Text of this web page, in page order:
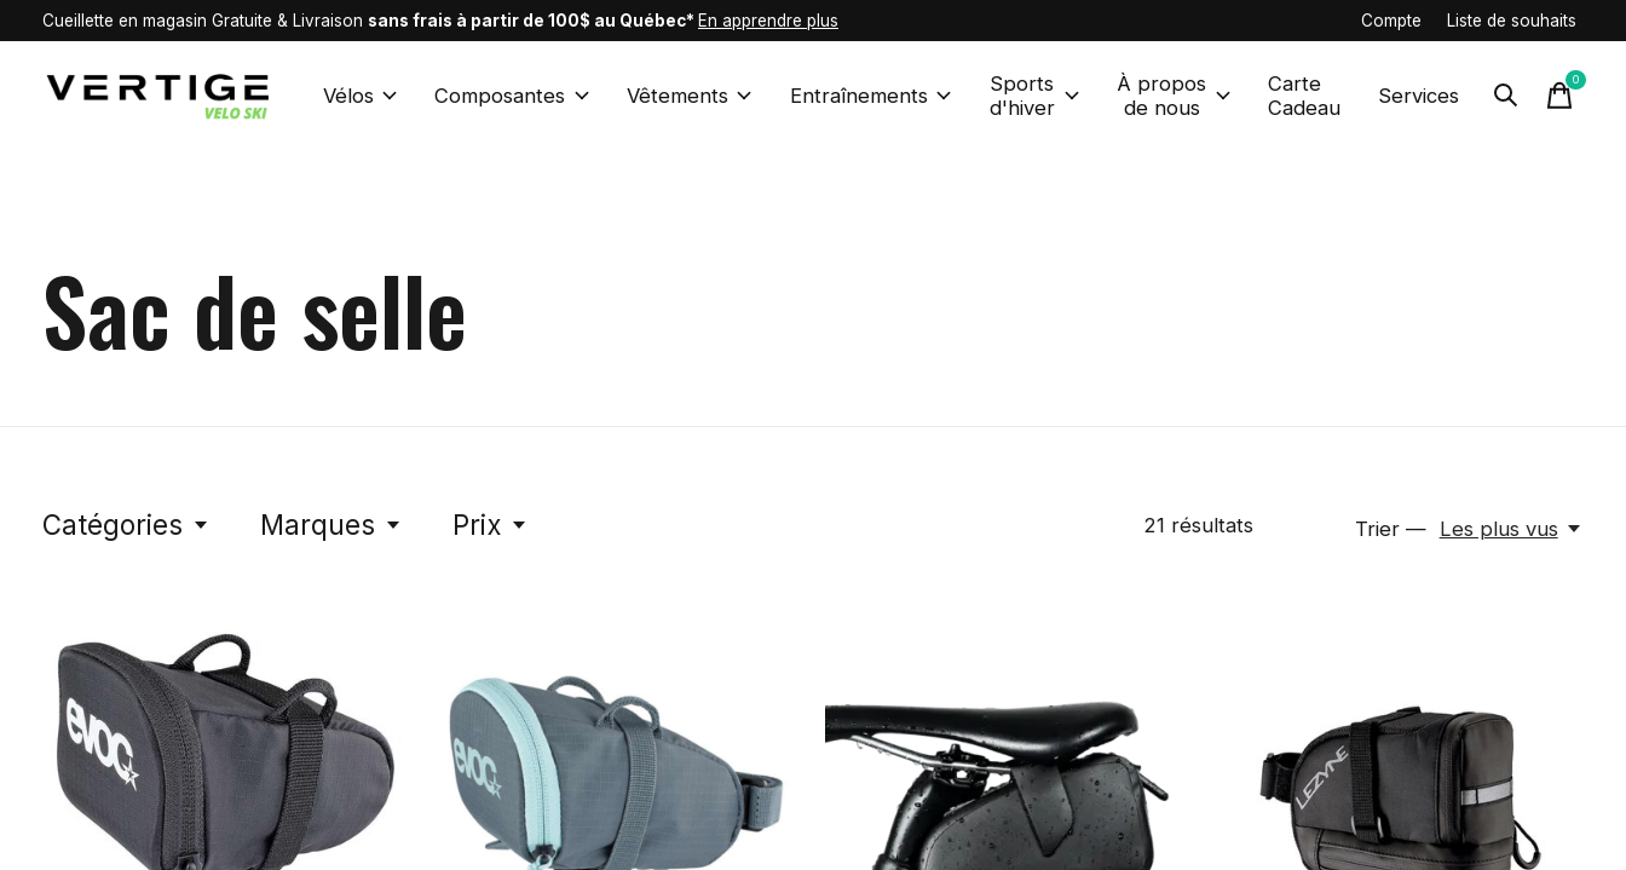
Cueillette en magasin Gratuite & Livraison sans frais à partir de 100$ au Québec* En apprendre plus Compte Liste de souhaits
Vélos Composantes Vêtements Entraînements
Sports
d'hiver
À propos
de nous
Carte
Cadeau
Services
0items
Sac de selle
Catégories Marques Prix 21 résultats Trier — Les plus vus